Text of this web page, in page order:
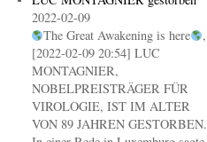
2022-02-09
The Great Awakening is here
,
[2022-02-09 20:54] LUC
MONTAGNIER,
NOBELPREISTRÄGER FÜR
VIROLOGIE, IST IM ALTER
VON 89 JAHREN GESTORBEN.